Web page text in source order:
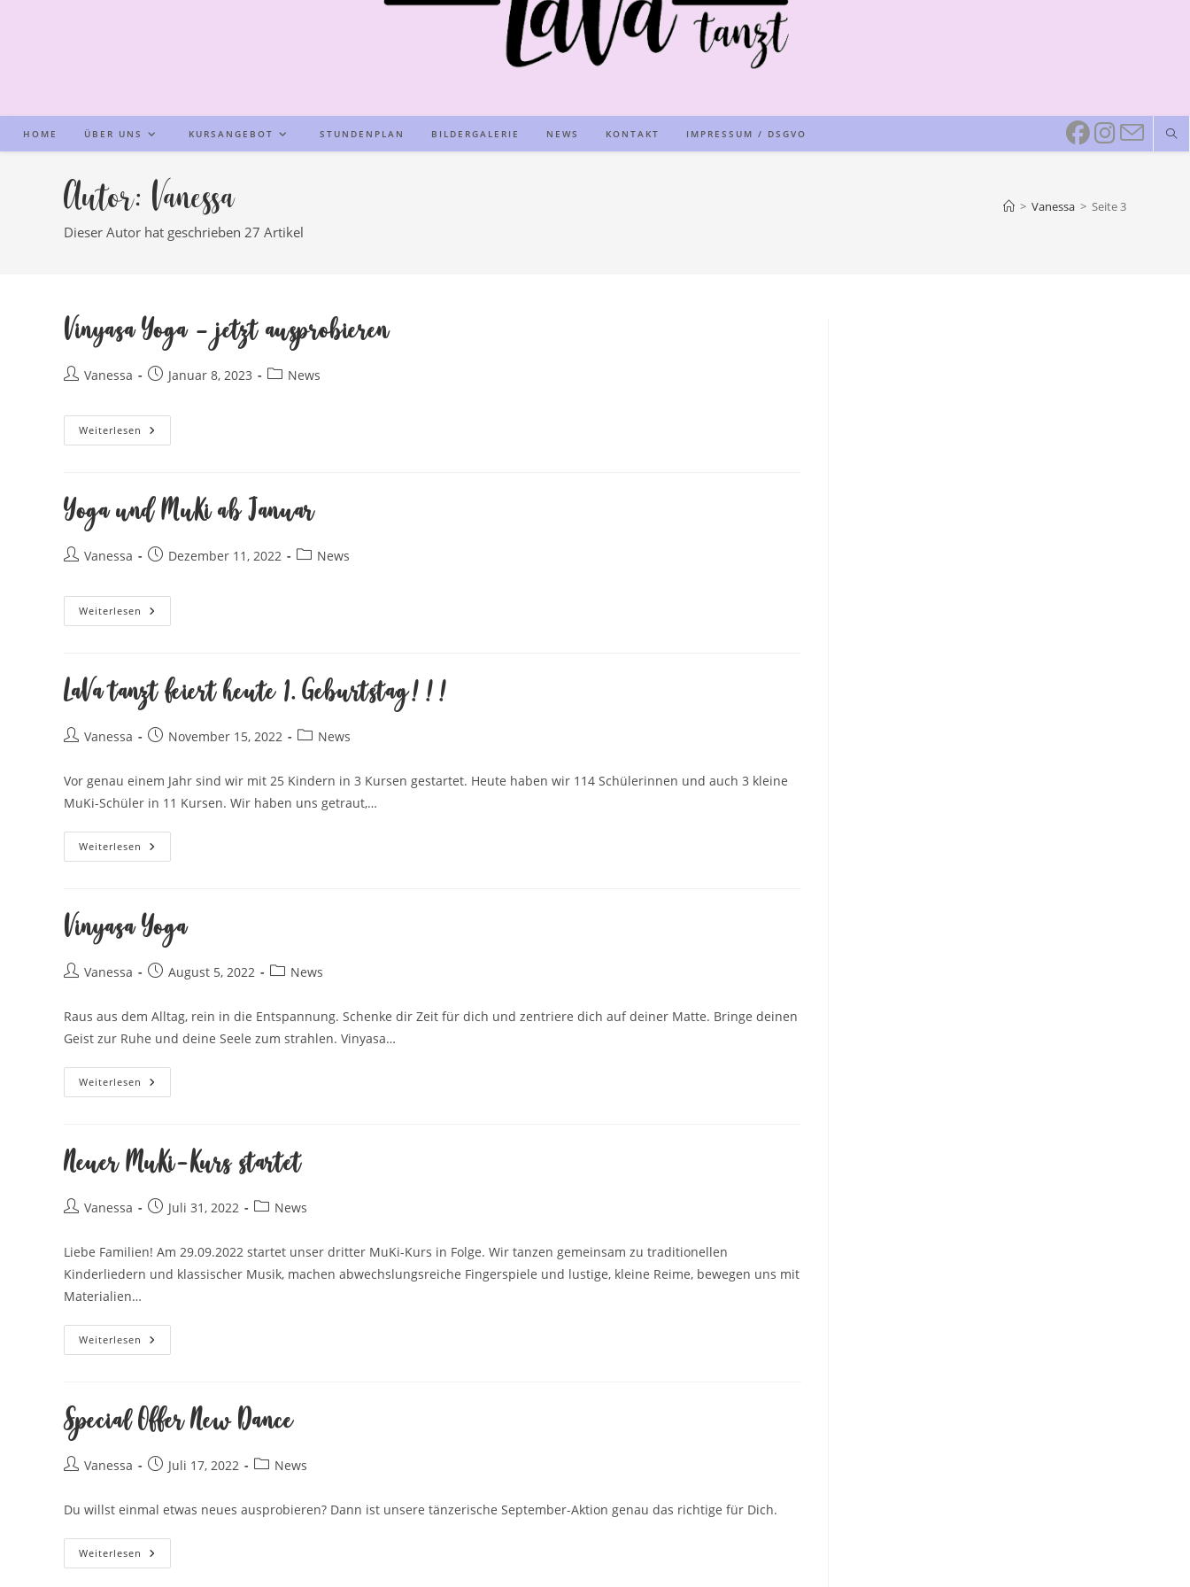
HOME ÜBER UNS KURSANGEBOT STUNDENPLAN BILDERGALERIE NEWS KONTAKT IMPRESSUM / DSGVO
Autor: Vanessa
Dieser Autor hat geschrieben 27 Artikel
> Vanessa > Seite 3
Vinyasa Yoga – jetzt ausprobieren
Beitrags-
Vanessa
BeitragJanuar 8, 2023
Beitrags-
News
Weiterlesen Vinyasa
Yoga
Yoga und MuKi ab Januar
Beitrags-
Vanessa
BeitragDezember 11, 2022
Beitrags-
News
Weiterlesen Yoga
Und
LaVa tanzt feiert heute 1. Geburtstag!!!
Beitrags-
Vanessa
BeitragNovember 15, 2022
Beitrags-
News
Vor genau einem Jahr sind wir mit 25 Kindern in 3 Kursen gestartet. Heute haben wir 114 Schülerinnen und auch 3 kleine
MuKi-Schüler in 11 Kursen. Wir haben uns getraut,…
Weiterlesen LaVa
Tanzt
Vinyasa Yoga
Beitrags-
Vanessa
BeitragAugust 5, 2022
Beitrags-
News
Raus aus dem Alltag, rein in die Entspannung. Schenke dir Zeit für dich und zentriere dich auf deiner Matte. Bringe deinen
Geist zur Ruhe und deine Seele zum strahlen. Vinyasa…
Weiterlesen Vinyasa
Yoga
Neuer MuKi-Kurs startet
Beitrags-
Vanessa
BeitragJuli 31, 2022
Beitrags-
News
Liebe Familien! Am 29.09.2022 startet unser dritter MuKi-Kurs in Folge. Wir tanzen gemeinsam zu traditionellen
Kinderliedern und klassischer Musik, machen abwechslungsreiche Fingerspiele und lustige, kleine Reime, bewegen uns mit
Materialien…
Weiterlesen Neuer
MuKi-
Special Offer New Dance
Beitrags-
Vanessa
BeitragJuli 17, 2022
Beitrags-
News
Du willst einmal etwas neues ausprobieren? Dann ist unsere tänzerische September-Aktion genau das richtige für Dich.
Weiterlesen Special
Offer